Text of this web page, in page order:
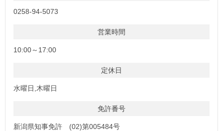
0258-94-5073
営業時間
10:00～17:00
定休日
水曜日,木曜日
免許番号
新潟県知事免許 (02)第005484号